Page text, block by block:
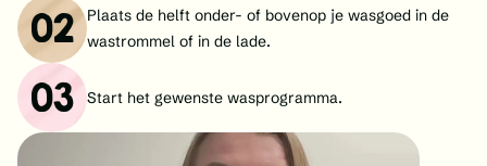
02
Plaats de helft onder- of bovenop je wasgoed in de
wastrommel of in de lade.
03 Start het gewenste wasprogramma.